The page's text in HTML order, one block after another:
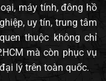
máy tính, đông hồ
uy tín, trung tâm
thuộc không chỉ
mà còn phục vụ
lý trên toàn quốc.